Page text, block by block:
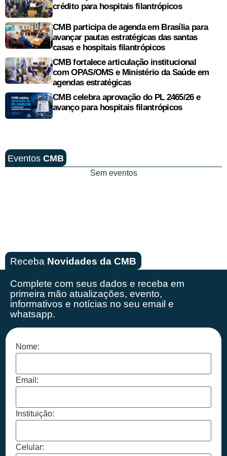
crédito para hospitais filantrópicos
CMB participa de agenda em Brasília para
avançar pautas estratégicas das santas
casas e hospitais filantrópicos
CMB fortalece articulação institucional
com OPAS/OMS e Ministério da Saúde em
agendas estratégicas
CMB celebra aprovação do PL 2465/26 e
avanço para hospitais filantrópicos
Eventos CMB
Sem eventos
Receba Novidades da CMB
Complete com seus dados e receba em
primeira mão atualizações, evento,
informativos e notícias no seu email e
whatsapp.
Nome:
Email:
Instituição:
Celular: